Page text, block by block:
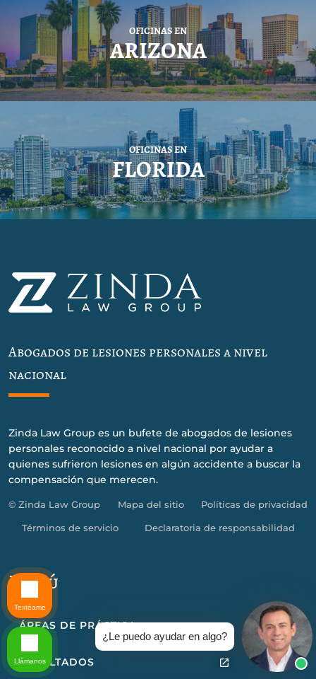
OFICINAS EN
ARIZONA
OFICINAS EN
FLORIDA
Abogados de lesiones personales a nivel
nacional
Zinda Law Group es un bufete de abogados de lesiones
personales reconocido a nivel nacional por ayudar a
quienes sufrieron lesiones en algún accidente a buscar la
compensación que merecen.
© Zinda Law Group Mapa del sitio Políticas de privacidad
Términos de servicio Declaratoria de responsabilidad
Menú
ÁREAS DE PRÁCTICA
RESULTADOS
¿Le puedo ayudar en algo?
Textéame
Llámanos